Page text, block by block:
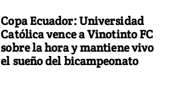
Copa Ecuador: Universidad
Católica vence a Vinotinto FC
sobre la hora y mantiene vivo
el sueño del bicampeonato